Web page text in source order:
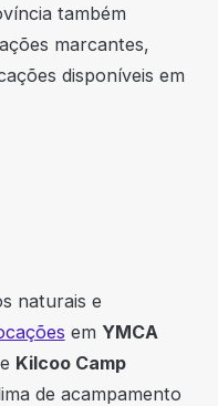
também
marcantes,
disponíveis em
naturais e
em YMCA
e Kilcoo Camp
de acampamento